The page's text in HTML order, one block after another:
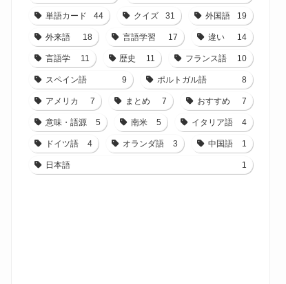
単語カード 44 クイズ 31 外国語 19
外来語 18 言語学習 17 違い 14
言語学 11 歴史 11 フランス語 10
スペイン語 9 ポルトガル語 8
アメリカ 7 まとめ 7 おすすめ 7
意味・語源 5 南米 5 イタリア語 4
ドイツ語 4 オランダ語 3 中国語 1
日本語 1